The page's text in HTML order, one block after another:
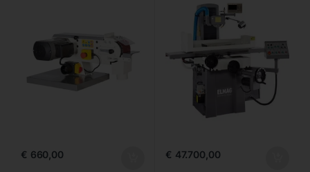
€ 660,00 € 47.700,00